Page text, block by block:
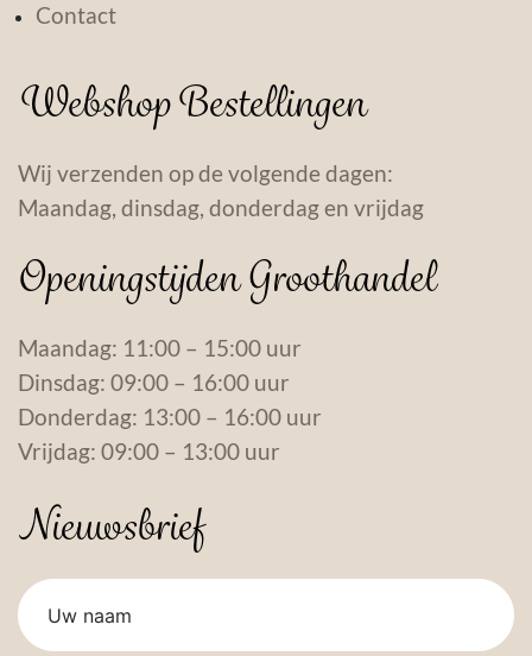
Contact
Webshop Bestellingen
Wij verzenden op de volgende dagen:
Maandag, dinsdag, donderdag en vrijdag
Openingstijden Groothandel
Maandag: 11:00 – 15:00 uur
Dinsdag: 09:00 – 16:00 uur
Donderdag: 13:00 – 16:00 uur
Vrijdag: 09:00 – 13:00 uur
Nieuwsbrief